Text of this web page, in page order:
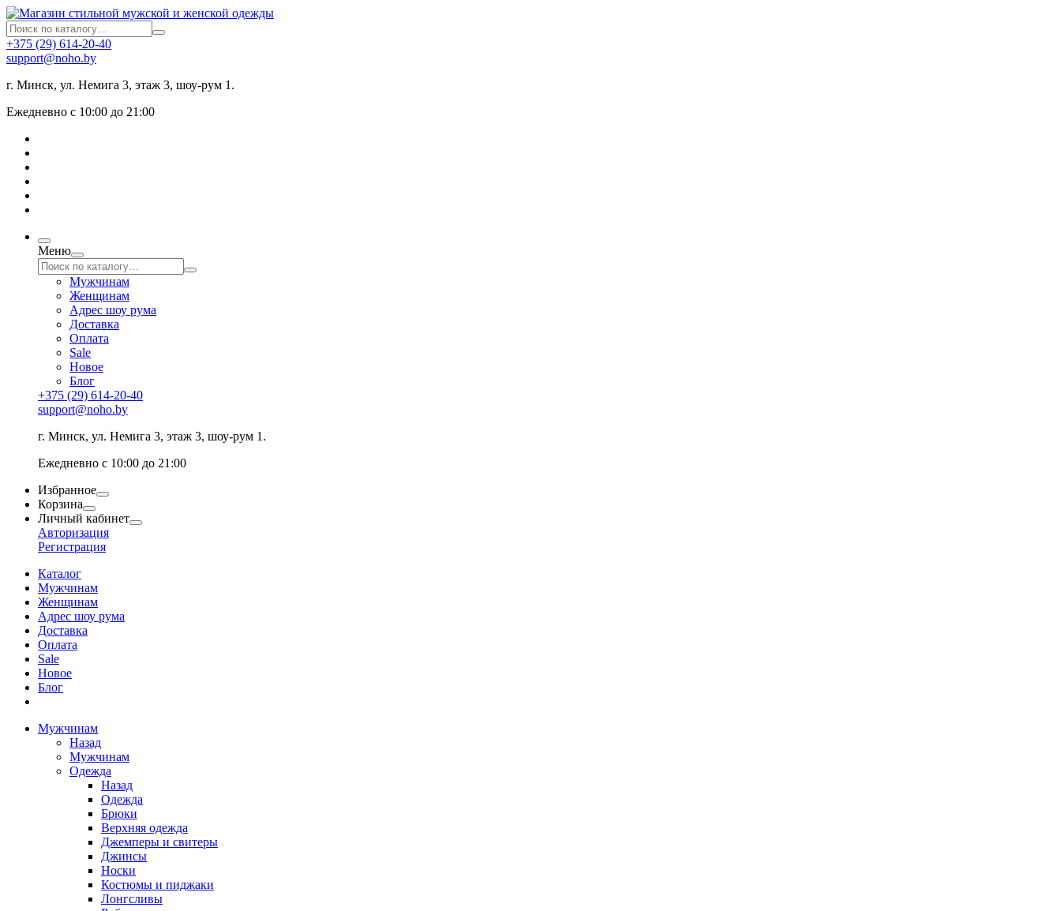
+375 (29) 614-20-40
support@noho.by
г. Минск, ул. Немига 3, этаж 3, шоу-рум 1.
Ежедневно с 10:00 до 21:00
Меню
Мужчинам
Женщинам
Адрес шоу рума
Доставка
Оплата
Sale
Новое
Блог
+375 (29) 614-20-40
support@noho.by
г. Минск, ул. Немига 3, этаж 3, шоу-рум 1.
Ежедневно с 10:00 до 21:00
Избранное
Корзина
Личный кабинет
Авторизация
Регистрация
Каталог
Мужчинам
Женщинам
Адрес шоу рума
Доставка
Оплата
Sale
Новое
Блог
Мужчинам
Назад
Мужчинам
Одежда
Назад
Одежда
Брюки
Верхняя одежда
Джемперы и свитеры
Джинсы
Носки
Костюмы и пиджаки
Лонгсливы